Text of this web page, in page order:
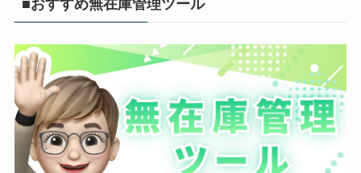
■おすすめ無在庫管理ツール